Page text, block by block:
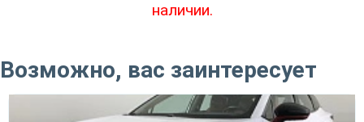
наличии.
Возможно, вас заинтересует